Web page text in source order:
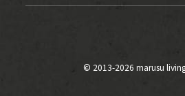
© 2013-2026 marusu